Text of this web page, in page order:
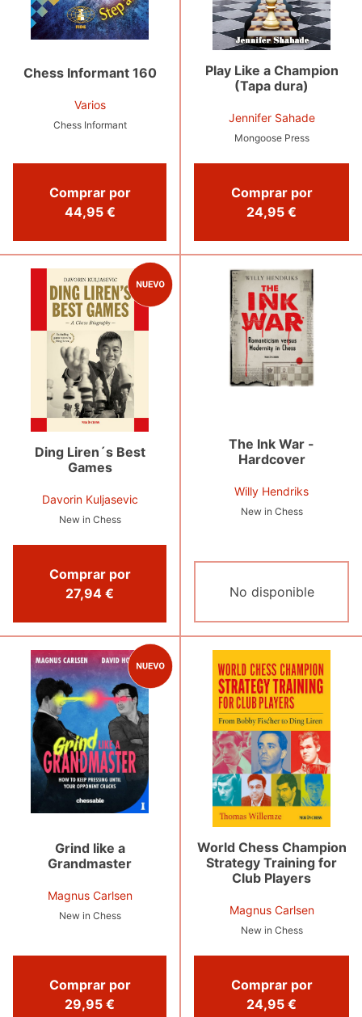
Chess Informant 160
Varios
Chess Informant
Comprar por
44,95 €
Play Like a Champion
(Tapa dura)
Jennifer Sahade
Mongoose Press
Comprar por
24,95 €
Ding Liren´s Best
Games
Davorin Kuljasevic
New in Chess
Comprar por
27,94 €
The Ink War -
Hardcover
Willy Hendriks
New in Chess
No disponible
Grind like a
Grandmaster
Magnus Carlsen
New in Chess
Comprar por
29,95 €
World Chess Champion
Strategy Training for
Club Players
Magnus Carlsen
New in Chess
Comprar por
24,95 €